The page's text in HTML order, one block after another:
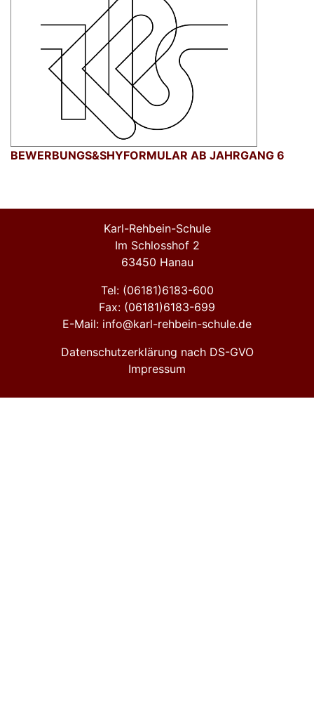
BEWERBUNGS&SHYFORMULAR AB JAHRGANG 6
Karl-Rehbein-Schule
Im Schlosshof 2
63450 Hanau
Tel: (06181)6183-600
Fax: (06181)6183-699
E-Mail: info@karl-rehbein-schule.de
Datenschutzerklärung nach DS-GVO
Impressum